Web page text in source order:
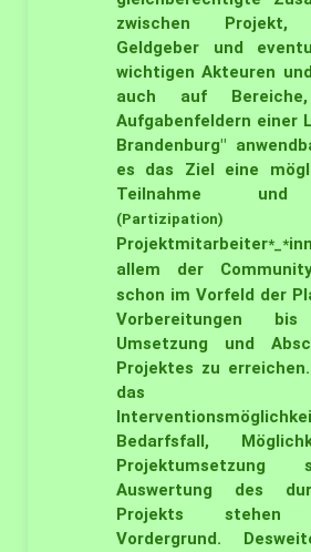
zwischen Projekt,
Geldgeber und
wichtigen Akteuren
auch auf
Aufgabenfeldern einer
Brandenburg"
es das Ziel eine
Teilnahme und
(Partizipation)
Projektmitarbeiter*_*
allem der
schon im Vorfeld der
Vorbereitungen
Umsetzung und
Projektes zu
das
Bedarfsfall,
Auswertung des
Projekts
Vordergrund.